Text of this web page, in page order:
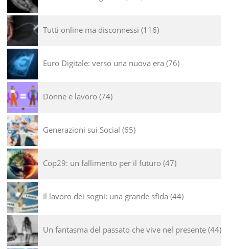
Tutti online ma disconnessi 116
Euro Digitale: verso una nuova era 76
Donne e lavoro 74
Generazioni sui Social 65
Cop29: un fallimento per il futuro 47
Il lavoro dei sogni: una grande sfida 44
Un fantasma del passato che vive nel presente 44